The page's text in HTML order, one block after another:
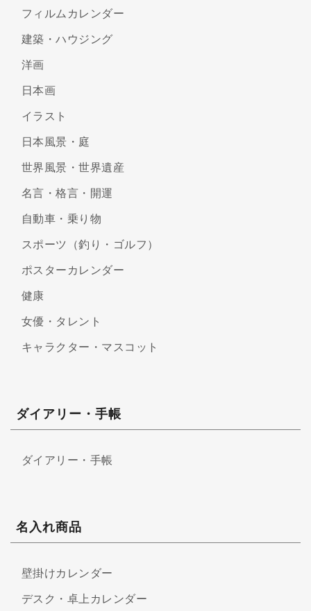
フィルムカレンダー
建築・ハウジング
洋画
日本画
イラスト
日本風景・庭
世界風景・世界遺産
名言・格言・開運
自動車・乗り物
スポーツ（釣り・ゴルフ）
ポスターカレンダー
健康
女優・タレント
キャラクター・マスコット
ダイアリー・手帳
ダイアリー・手帳
名入れ商品
壁掛けカレンダー
デスク・卓上カレンダー